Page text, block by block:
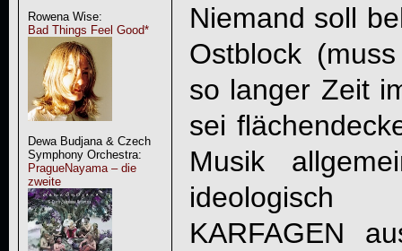
Rowena Wise:
Bad Things Feel Good*
Dewa Budjana & Czech
Symphony Orchestra:
PragueNayama – die
zweite
Niemand soll
Ostblock
so langer Zeit
sei
Musik
KARFAGEN